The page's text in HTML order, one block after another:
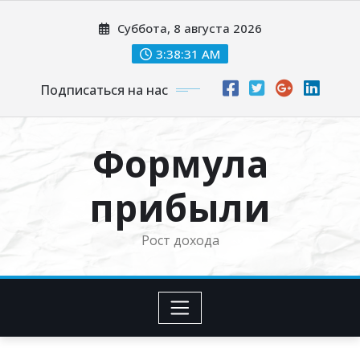
Суббота, 8 августа 2026
3:38:32 AM
Подписаться на нас
Формула
прибыли
Рост дохода